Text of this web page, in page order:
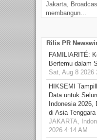
Jakarta,
membangun...
Rilis PR
FAMILIARITÉ:
Bertemu dalam
Sat, Aug 8 2026
HIKSEMI
Data untuk
Indonesia 2026,
di Asia Tenggara
JAKARTA,
2026 4:14 AM